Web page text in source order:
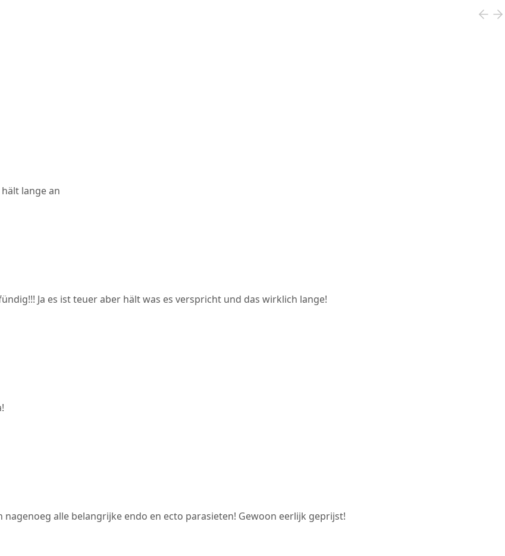
lange an
Ja es ist teuer aber hält was es verspricht und das wirklich lange!
alle belangrijke endo en ecto parasieten! Gewoon eerlijk geprijst!